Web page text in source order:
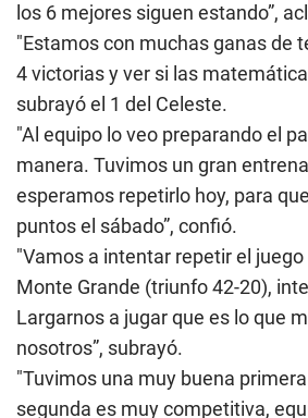
los 6 mejores siguen estando”,
"Estamos con muchas ganas de
4 victorias y ver si las
subrayó el 1 del Celeste.
"Al equipo lo veo preparando el
manera. Tuvimos un gran
esperamos repetirlo hoy, para
puntos el sábado”, confió.
"Vamos a intentar repetir el
Monte Grande (triunfo 42-20),
Largarnos a jugar que es lo que
nosotros”, subrayó.
"Tuvimos una muy buena
segunda es muy competitiva,